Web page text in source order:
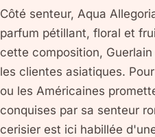
Côté senteur, Aqua
parfum pétillant, floral et
cette composition,
les clientes asiatiques.
ou les Américaines
conquises par sa senteur
cerisier est ici habillée